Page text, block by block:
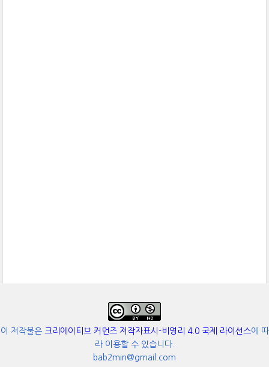
이 저작물은 크리에이티브 커먼즈 저작자표시-비영리 4.0 국제 라이선스에 따
라 이용할 수 있습니다.
bab2min@gmail.com